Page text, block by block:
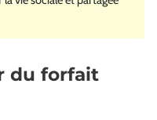
du forfait